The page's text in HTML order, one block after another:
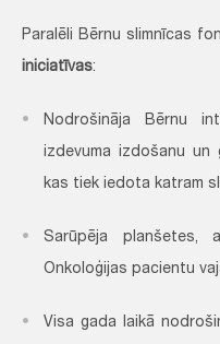
Paralēli Bērnu slimnīcas
iniciatīvas:
Nodrošināja Bērnu
izdevuma izdošanu un
kas tiek iedota katram
Sarūpēja planšetes,
Onkoloģijas pacientu
Visa gada laikā